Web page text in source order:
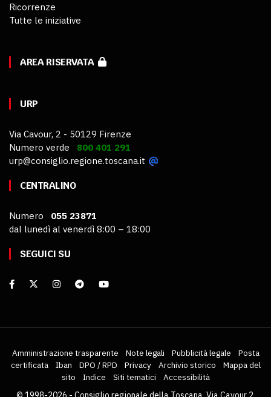
Ricorrenze
Tutte le iniziative
AREA RISERVATA
URP
Via Cavour, 2 - 50129 Firenze
Numero verde 800 401 291
urp@consiglio.regione.toscana.it
CENTRALINO
Numero 055 23871
dal lunedì al venerdì 8:00 – 18:00
SEGUICI SU
Amministrazione trasparente Note legali Pubblicità legale
Posta
certificata
Iban DPO / RPD Privacy Archivio storico
Mappa del
sito
Indice Siti tematici
Accessibilità